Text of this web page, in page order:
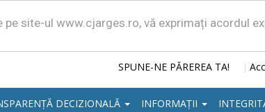
site-ul www.cjarges.ro, vă exprimați acordul
SPUNE-NE PĂREREA TA! |
DECIZIONALĂ INFORMAȚII